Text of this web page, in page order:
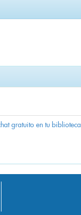
gratuito en tu biblioteca